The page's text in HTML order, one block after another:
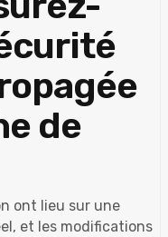
de
ont lieu sur une
et les modifications